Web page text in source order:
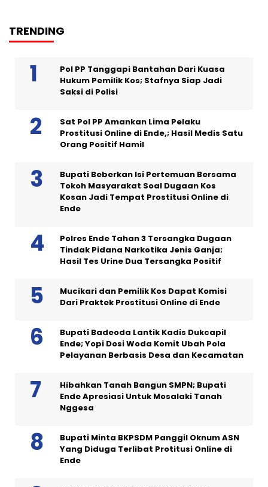
TRENDING
Pol PP Tanggapi Bantahan Dari Kuasa
Hukum Pemilik Kos; Stafnya Siap Jadi
Saksi di Polisi
Sat Pol PP Amankan Lima Pelaku
Prostitusi Online di Ende,; Hasil Medis Satu
Orang Positif Hamil
Bupati Beberkan Isi Pertemuan Bersama
Tokoh Masyarakat Soal Dugaan Kos
Kosan Jadi Tempat Prostitusi Online di
Ende
Polres Ende Tahan 3 Tersangka Dugaan
Tindak Pidana Narkotika Jenis Ganja;
Hasil Tes Urine Dua Tersangka Positif
Mucikari dan Pemilik Kos Dapat Komisi
Dari Praktek Prostitusi Online di Ende
Bupati Badeoda Lantik Kadis Dukcapil
Ende; Yopi Dosi Woda Komit Ubah Pola
Pelayanan Berbasis Desa dan Kecamatan
Hibahkan Tanah Bangun SMPN; Bupati
Ende Apresiasi Untuk Mosalaki Tanah
Nggesa
Bupati Minta BKPSDM Panggil Oknum ASN
Yang Diduga Terlibat Protitusi Online di
Ende